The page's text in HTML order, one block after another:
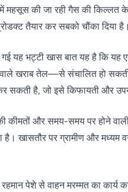
महसूस की जा रही गैस की किल्लत
तैयार कर सबको चौंका दिया है।
गई यह भट्टी खास बात यह है कि
खराब तेल—से संचालित हो
सकती है, जो इसे किफायती और
कीमतों और समय-समय पर होने
है। खासतौर पर ग्रामीण और मध्यम
पेशे से वाहन मरम्मत का